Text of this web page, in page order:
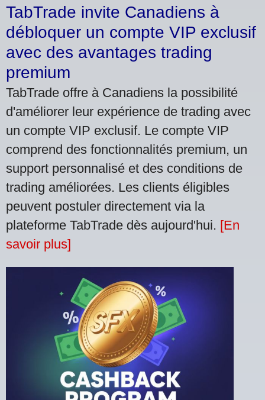
TabTrade invite Canadiens à
débloquer un compte VIP exclusif
avec des avantages trading
premium
TabTrade offre à Canadiens la possibilité
d'améliorer leur expérience de trading avec
un compte VIP exclusif. Le compte VIP
comprend des fonctionnalités premium, un
support personnalisé et des conditions de
trading améliorées. Les clients éligibles
peuvent postuler directement via la
plateforme TabTrade dès aujourd'hui. [En
savoir plus]